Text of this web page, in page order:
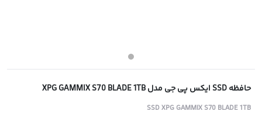
حافظه SSD ایکس پی جی مدل XPG GAMMIX S70 BLADE 1TB
SSD XPG GAMMIX S70 BLADE 1TB